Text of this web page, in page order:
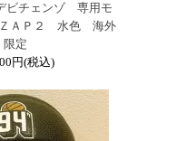
ビチェンゾ 専用モ
ＡＰ２ 水色 海外
限定
円(税込)